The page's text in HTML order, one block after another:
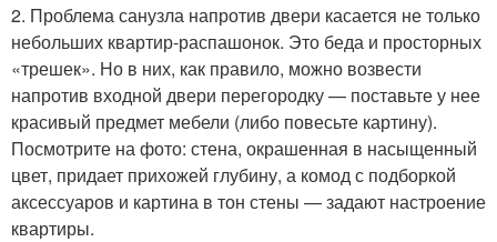
2. Проблема санузла напротив двери касается не только
небольших квартир-распашонок. Это беда и просторных
«трешек». Но в них, как правило, можно возвести
напротив входной двери перегородку — поставьте у нее
красивый предмет мебели (либо повесьте картину).
Посмотрите на фото: стена, окрашенная в насыщенный
цвет, придает прихожей глубину, а комод с подборкой
аксессуаров и картина в тон стены — задают настроение
квартиры.